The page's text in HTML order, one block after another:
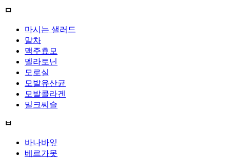
ㅁ
마시는 샐러드
말차
맥주효모
멜라토닌
모로실
모발유산균
모발콜라겐
밀크씨슬
ㅂ
바나바잎
베르가못